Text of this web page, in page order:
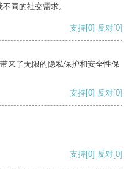
同的社交需求。
支持[0] 反对[0]
来了无限的隐私保护和安全性保
支持[0] 反对[0]
支持[0] 反对[0]